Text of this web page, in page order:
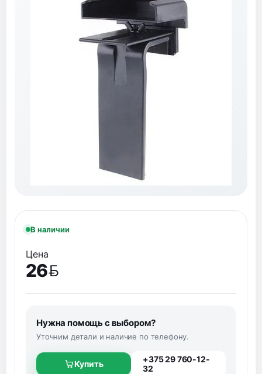
В наличии
Цена
26
BYN
Нужна помощь с выбором?
Уточним детали и наличие по телефону.
Купить
+375 29 760-12-
32